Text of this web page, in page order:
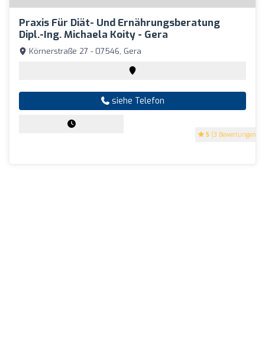
Praxis Für Diät- Und Ernährungsberatung
Dipl.-Ing. Michaela Koity - Gera
5 (3 Bewertungen)
Körnerstraße 27 - 07546, Gera
siehe Telefon